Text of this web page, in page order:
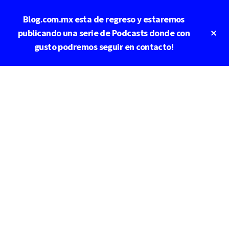
contenido
Blog.com.mx esta de regreso y estaremos
publicando una serie de Podcasts donde con
gusto podremos seguir en contacto!